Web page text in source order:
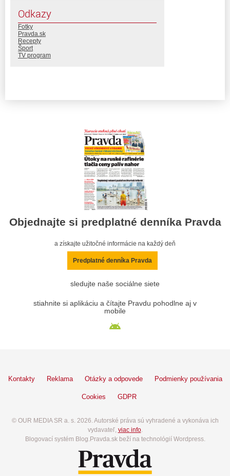
Odkazy
Fotky
Pravda.sk
Recepty
Šport
TV program
Objednajte si predplatné denníka Pravda
a získajte užitočné informácie na každý deň
Predplatné denníka Pravda
sledujte naše sociálne siete
stiahnite si aplikáciu a čítajte Pravdu pohodlne aj v
mobile
Kontakty Reklama Otázky a odpovede Podmienky používania
Cookies GDPR
© OUR MEDIA SR a. s. 2026. Autorské práva sú vyhradené a vykonáva ich
vydavateľ, viac info.
Blogovací systém Blog.Pravda.sk beží na technológií Wordpress.